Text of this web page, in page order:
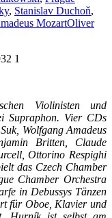
, Stanislav Duchoň,
MozartOliver
1
Violinisten und
Supraphon. Vier CDs
Wolfgang Amadeus
Britten, Claude
Ottorino Respighi
das Czech Chamber
Chamber Orchestra
in Debussys Tänzen
für Oboe, Klavier und